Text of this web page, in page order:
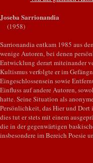
Joseba Sarrionandia
(1958)
Sarrionandia entkam 1985 aus
wenige Autoren, bei denen
Entwicklung derart miteinander
Kultismus verfolgte er im
Eingeschlossensein sowie
Einfluss auf andere Autoren,
hatte. Seine Situation als
Persönlichkeit, das Hier und
dies tut er stets mit einem
die in der gegenwärtigen
insbesondere im Bereich Poesie